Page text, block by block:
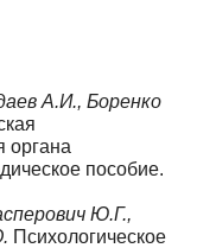
А.И., Боренко
органа
пособие.
Ю.Г.,
Психологическое